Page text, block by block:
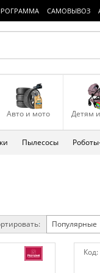
САМОВЫВОЗ
Авто и мото Детям
Пылесосы
Популярные
Код: